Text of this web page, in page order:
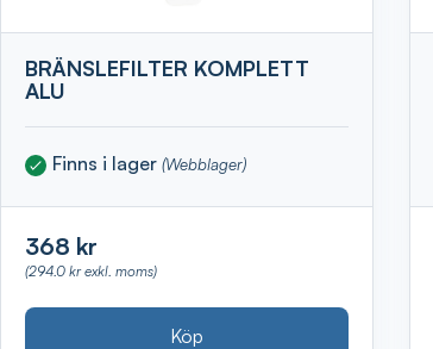
BRÄNSLEFILTER KOMPLETT
ALU
Finns i lager (Webblager)
368 kr
(294.0 kr exkl. moms)
Köp